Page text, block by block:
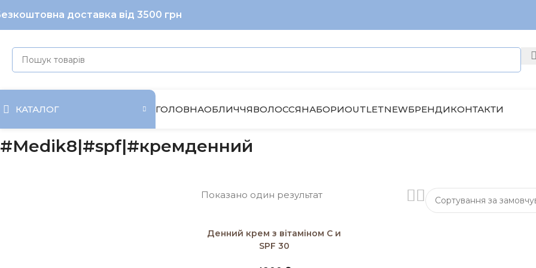
доставка від 3500 грн
КАТАЛОГ ГОЛОВНАОБЛИЧЧЯВОЛОССЯНАБОРИOUTLETNEWБРЕНДИКОНТАКТИ
#Medik8|#spf|#кремденний
Показано один результат
Додати в кошик
Денний крем з вітаміном C и
SPF 30